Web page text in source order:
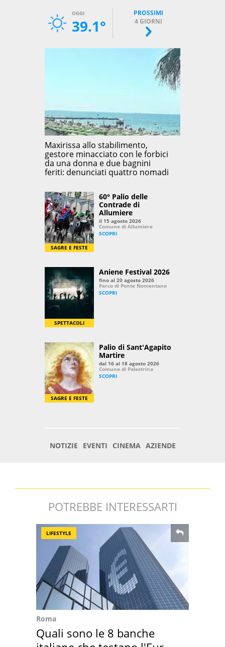
POTREBBE INTERESSARTI
LIFESTYLE
Roma
Quali sono le 8 banche